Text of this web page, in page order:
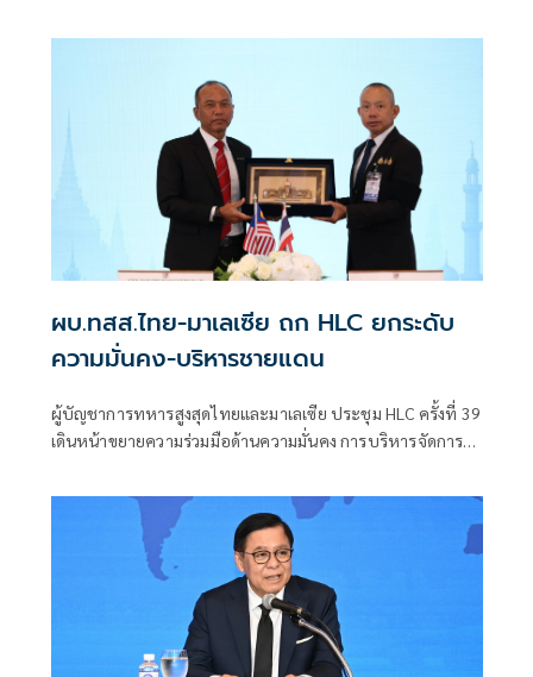
ผบ.ทสส.ไทย-มาเลเซีย ถก HLC ยกระดับ
ความมั่นคง-บริหารชายแดน
ผู้บัญชาการทหารสูงสุดไทยและมาเลเซีย ประชุม HLC ครั้งที่ 39
เดินหน้าขยายความร่วมมือด้านความมั่นคง การบริหารจัดการ